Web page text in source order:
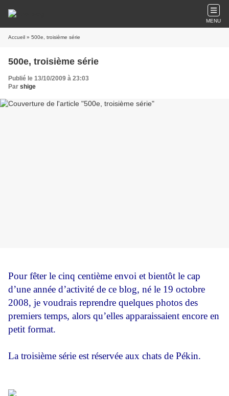
MENU
Accueil » 500e, troisième série
500e, troisième série
Publié le 13/10/2009 à 23:03
Par shige
Pour fêter le cinq centième envoi et bientôt le cap
d’une année d’activité de ce blog, né le 19 octobre
2008, je voudrais reprendre quelques photos des
premiers temps, alors qu’elles apparaissaient encore en
petit format.
La troisième série est réservée aux chats de Pékin.